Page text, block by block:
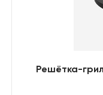
Решётка-